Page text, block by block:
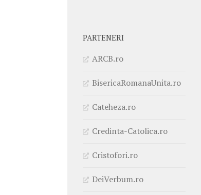
PARTENERI
ARCB.ro
BisericaRomanaUnita.ro
Cateheza.ro
Credinta-Catolica.ro
Cristofori.ro
DeiVerbum.ro